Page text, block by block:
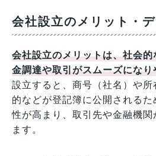
会社設立のメリット・
会社設立のメリットは、社会
金調達や取引がスムーズにな
設立すると、商号（社名）や所
的などが登記簿に公開される
性が高まり、取引先や金融機関
ます。